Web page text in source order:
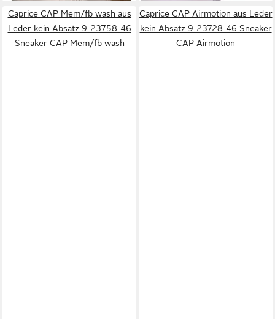
Caprice CAP Mem/fb wash aus
Leder kein Absatz 9-23758-46
Sneaker CAP Mem/fb wash
Caprice CAP Airmotion aus Leder
kein Absatz 9-23728-46 Sneaker
CAP Airmotion